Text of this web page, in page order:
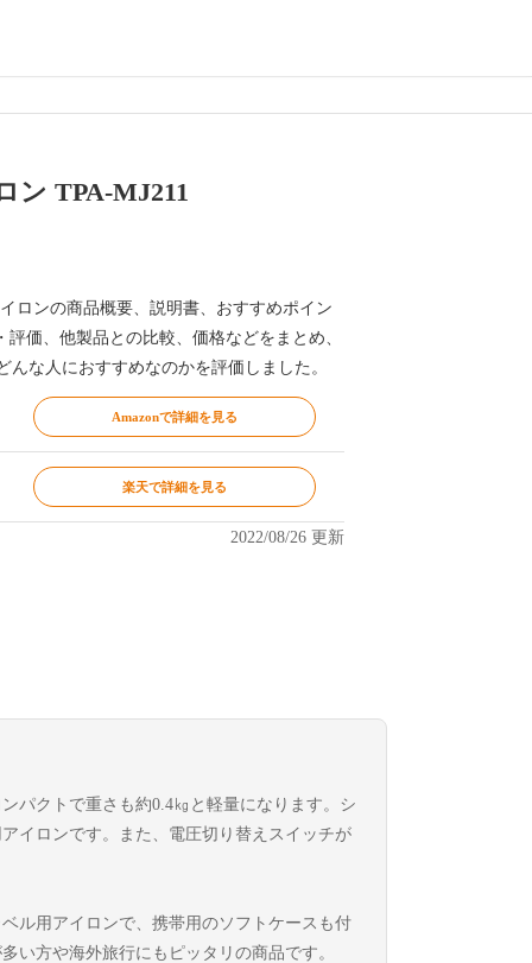
ン TPA-MJ211
ロンの商品概要、説明書、おすすめポイン
評価、他製品との比較、価格などをまとめ、
んな人におすすめなのかを評価しました。
Amazonで詳細を見る
楽天で詳細を見る
2022/08/26 更新
パクトで重さも約0.4㎏と軽量になります。シ
イロンです。また、電圧切り替えスイッチが
ル用アイロンで、携帯用のソフトケースも付
い方や海外旅行にもピッタリの商品です。